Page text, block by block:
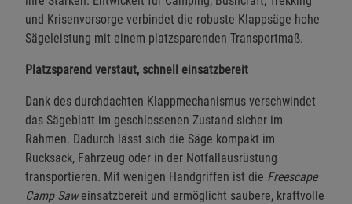
und Krisenvorsorge verbindet die robuste Klappsäge hohe
Sägeleistung mit einem platzsparenden Transportmaß.
Platzsparend verstaut, schnell einsatzbereit
Dank des durchdachten Klappmechanismus verschwindet
das Sägeblatt im geschlossenen Zustand sicher im
Rahmen. Dadurch lässt sich die Säge kompakt im
Rucksack, Fahrzeug oder in der Notfallausrüstung
transportieren. Mit wenigen Handgriffen ist die Freescape
Camp Saweinsatzbereit und ermöglicht saubere, kraftvolle